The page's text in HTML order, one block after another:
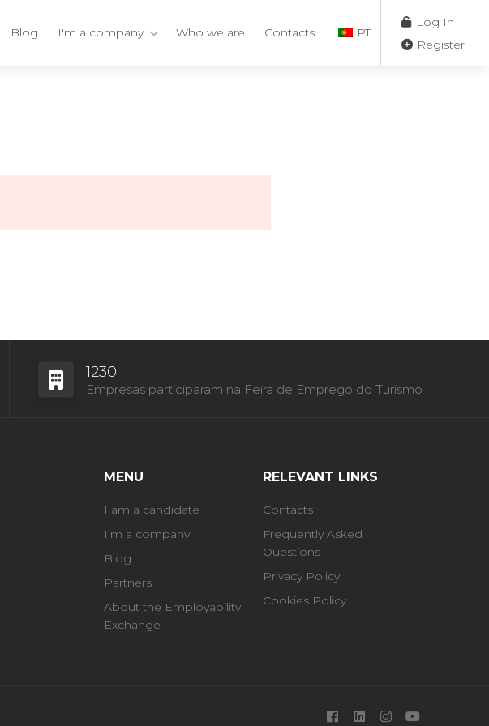
Blog I'm a company Who we are Contacts PT
Log In
Register
1230
Empresas participaram na Feira de Emprego do Turismo
MENU
I am a candidate
I'm a company
Blog
Partners
About the Employability
Exchange
RELEVANT LINKS
Contacts
Frequently Asked
Questions
Privacy Policy
Cookies Policy